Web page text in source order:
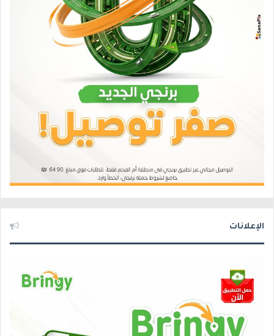
الإعلانات